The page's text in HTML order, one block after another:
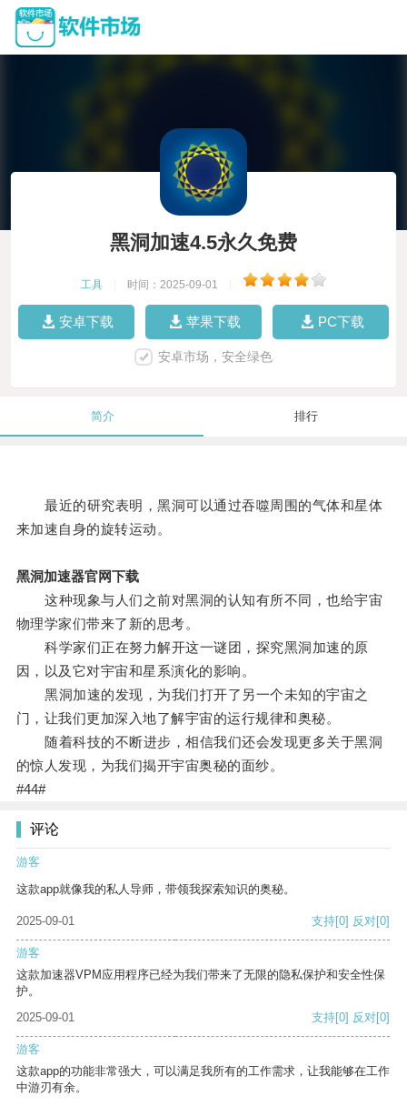
黑洞加速4.5永久免费
工具 时间：2025-09-01
安卓下载 苹果下载 PC下载
安卓市场，安全绿色
简介 排行
最近的研究表明，黑洞可以通过吞噬周围的气体和星体
来加速自身的旋转运动。
黑洞加速器官网下载
这种现象与人们之前对黑洞的认知有所不同，也给宇宙
物理学家们带来了新的思考。
科学家们正在努力解开这一谜团，探究黑洞加速的原
因，以及它对宇宙和星系演化的影响。
黑洞加速的发现，为我们打开了另一个未知的宇宙之
门，让我们更加深入地了解宇宙的运行规律和奥秘。
随着科技的不断进步，相信我们还会发现更多关于黑洞
的惊人发现，为我们揭开宇宙奥秘的面纱。
#44#
评论
游客
这款app就像我的私人导师，带领我探索知识的奥秘。
2025-09-01 支持[0] 反对[0]
游客
这款加速器VPM应用程序已经为我们带来了无限的隐私保护和安全性保
护。
2025-09-01
支持[0] 反对[0]
游客
这款app的功能非常强大，可以满足我所有的工作需求，让我能够在工作
中游刃有余。